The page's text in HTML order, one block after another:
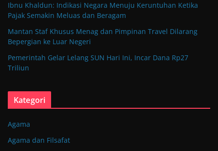
Ibnu Khaldun: Indikasi Negara Menuju Keruntuhan Ketika
Pajak Semakin Meluas dan Beragam
Mantan Staf Khusus Menag dan Pimpinan Travel Dilarang
Bepergian ke Luar Negeri
Pemerintah Gelar Lelang SUN Hari Ini, Incar Dana Rp27
Triliun
Kategori
Agama
Agama dan Filsafat